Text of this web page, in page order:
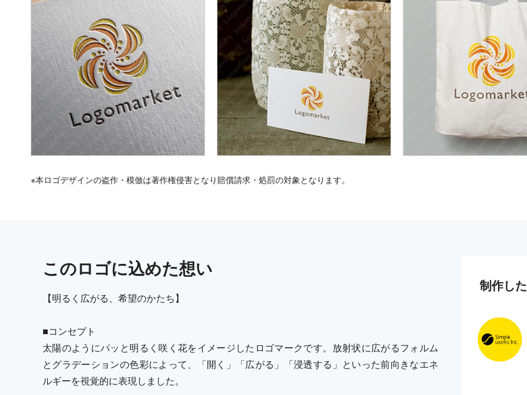
※本ロゴデザインの盗作・模倣は著作権侵害となり賠償請求・処罰の対象となります。
このロゴに込めた想い
【明るく広がる、希望のかたち】
■コンセプト
太陽のようにパッと明るく咲く花をイメージしたロゴマークです。放射状に広がるフォルム
とグラデーションの色彩によって、「開く」「広がる」「浸透する」といった前向きなエネ
ルギーを視覚的に表現しました。
制作した